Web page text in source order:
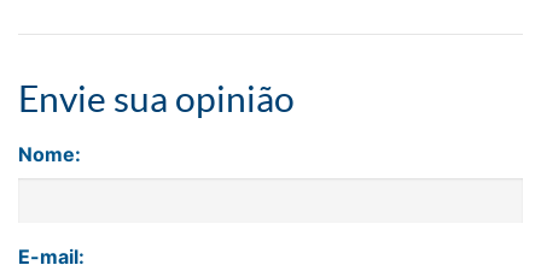
Envie sua opinião
Nome:
E-mail: